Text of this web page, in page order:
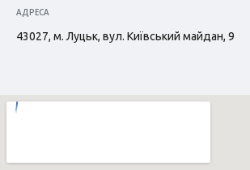
АДРЕСА
43027, м. Луцьк, вул. Київський майдан, 9